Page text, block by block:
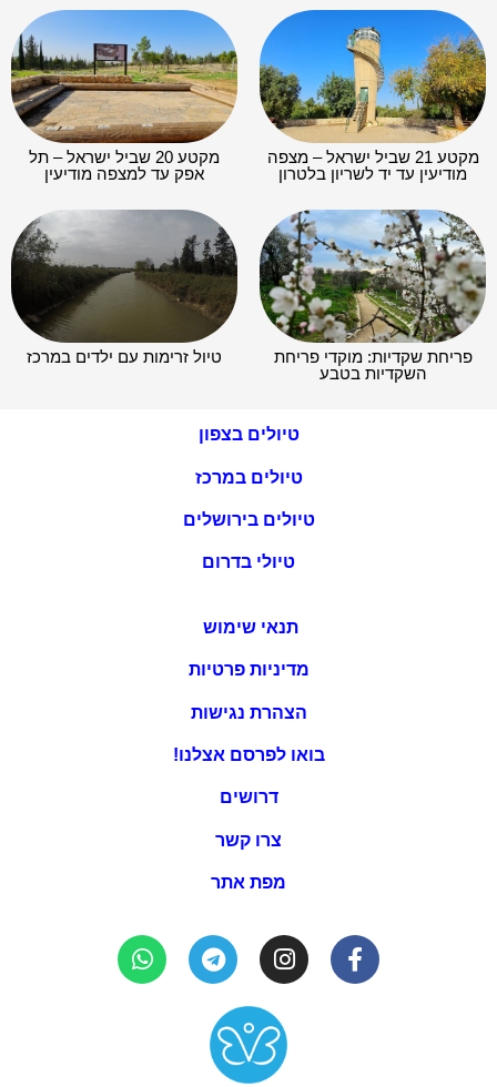
מקטע 21 שביל ישראל – מצפה
מודיעין עד יד לשריון בלטרון
מקטע 20 שביל ישראל – תל
אפק עד למצפה מודיעין
פריחת שקדיות: מוקדי פריחת
השקדיות בטבע
טיול זרימות עם ילדים במרכז
טיולים בצפון
טיולים במרכז
טיולים בירושלים
טיולי בדרום
תנאי שימוש
מדיניות פרטיות
הצהרת נגישות
בואו לפרסם אצלנו!
דרושים
צרו קשר
מפת אתר